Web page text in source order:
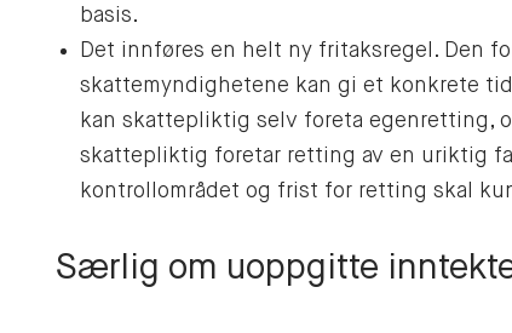
basis.
Det innføres en helt ny fritaksregel. Den
skattemyndighetene kan gi et konkrete
kan skattepliktig selv foreta egenretting,
skattepliktig foretar retting av en uriktig
kontrollområdet og frist for retting skal
Særlig om uoppgitte